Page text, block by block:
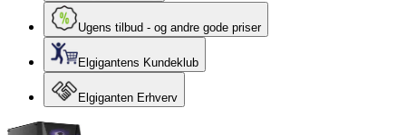
Ugens tilbud - og andre gode priser
Elgigantens Kundeklub
Elgiganten Erhverv